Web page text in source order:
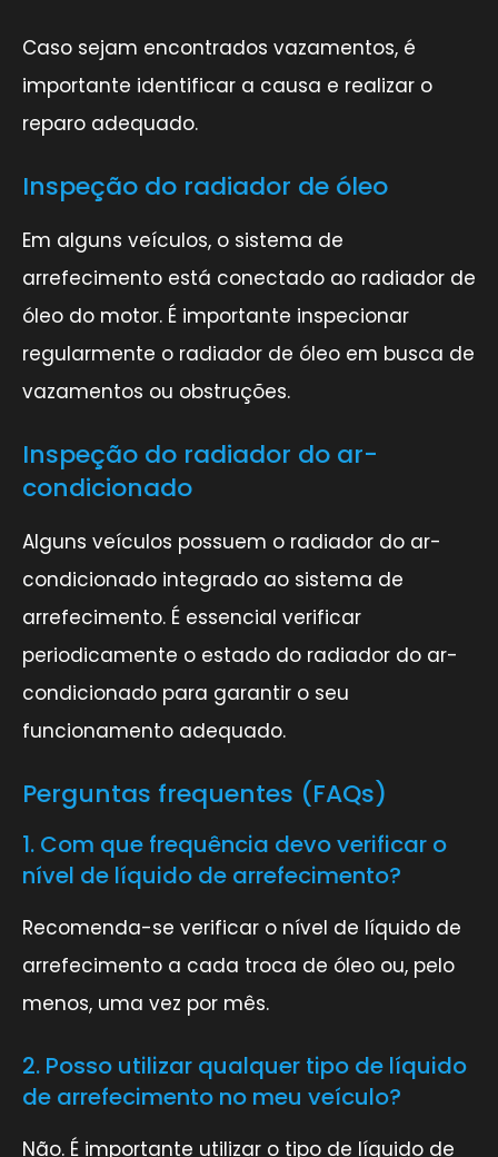
Caso sejam encontrados vazamentos, é
importante identificar a causa e realizar o
reparo adequado.
Inspeção do radiador de óleo
Em alguns veículos, o sistema de
arrefecimento está conectado ao radiador de
óleo do motor. É importante inspecionar
regularmente o radiador de óleo em busca de
vazamentos ou obstruções.
Inspeção do radiador do ar-
condicionado
Alguns veículos possuem o radiador do ar-
condicionado integrado ao sistema de
arrefecimento. É essencial verificar
periodicamente o estado do radiador do ar-
condicionado para garantir o seu
funcionamento adequado.
Perguntas frequentes (FAQs)
1. Com que frequência devo verificar o
nível de líquido de arrefecimento?
Recomenda-se verificar o nível de líquido de
arrefecimento a cada troca de óleo ou, pelo
menos, uma vez por mês.
2. Posso utilizar qualquer tipo de líquido
de arrefecimento no meu veículo?
Não. É importante utilizar o tipo de líquido de